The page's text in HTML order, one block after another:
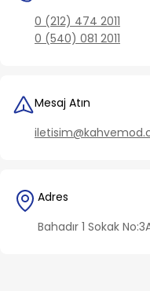
0 (212) 474 2011
0 (540) 081 2011
Mesaj Atın
Adres
Bahadır 1 Sokak